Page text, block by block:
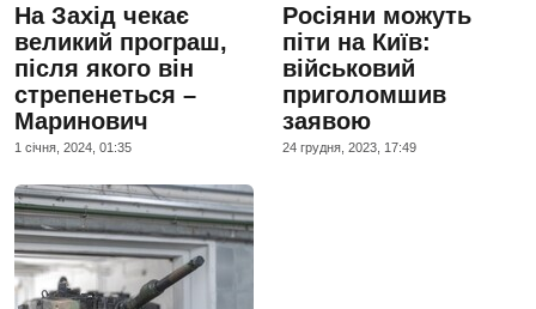
На Захід чекає
великий програш,
після якого він
стрепенеться –
Маринович
1 сiчня, 2024, 01:35
Росіяни можуть
піти на Київ:
військовий
приголомшив
заявою
24 грудня, 2023, 17:49